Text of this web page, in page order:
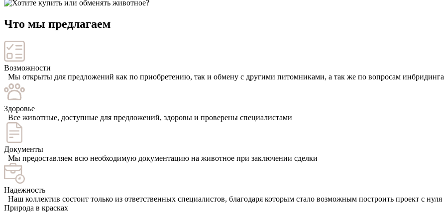
Что мы предлагаем
Возможности
Мы открыты для предложений как по приобретению, так и обмену с другими питомниками, а так же по вопросам инбридинга
Здоровье
Все животные, доступные для предложений, здоровы и проверены специалистами
Документы
Мы предоставляем всю необходимую документацию на животное при заключении сделки
Надежность
Наш коллектив состоит только из ответственных специалистов, благодаря которым стало возможным построить проект с нуля
Природа в красках